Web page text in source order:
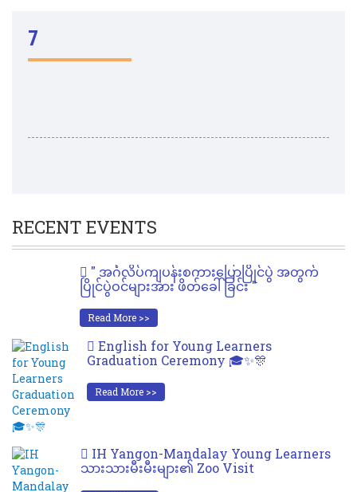
7
RECENT EVENTS
" အင်္ဂလိပ်ကျပန်းစကားပြောပြိုင်ပွဲ အတွက်
ပြိုင်ပွဲဝင်များအား ဖိတ်ခေါ်ခြင်း "
Read More >>
English for Young Learners
Graduation Ceremony 🎓✨🎊
Read More >>
IH Yangon-Mandalay Young Learners
သားသားမီးမီးများ၏ Zoo Visit